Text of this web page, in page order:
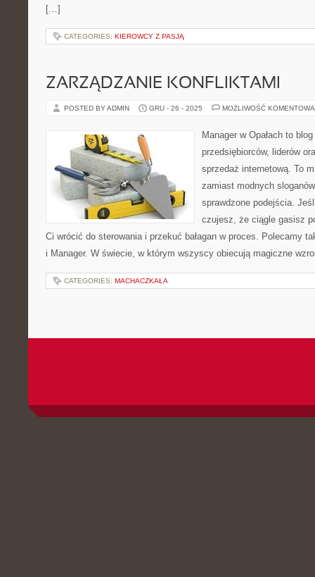
[…]
CATEGORIES: KIEROWCY Z PASJĄ
ZARZĄDZANIE KONFLIKTAMI
POSTED BY ADMIN GRU - 26 - 2025 MOŻLIWOŚĆ
Manager w Opałach to
przedsiębiorców, liderów
sprzedaż internetową. To
zamiast modnych
sprawdzone podejścia.
czujesz, że ciągle gasisz
Ci wrócić do sterowania i przekuć bałagan w proces. Polecamy
i Manager. W świecie, w którym wszyscy obiecują magiczne
CATEGORIES: MACHACZKAŁA